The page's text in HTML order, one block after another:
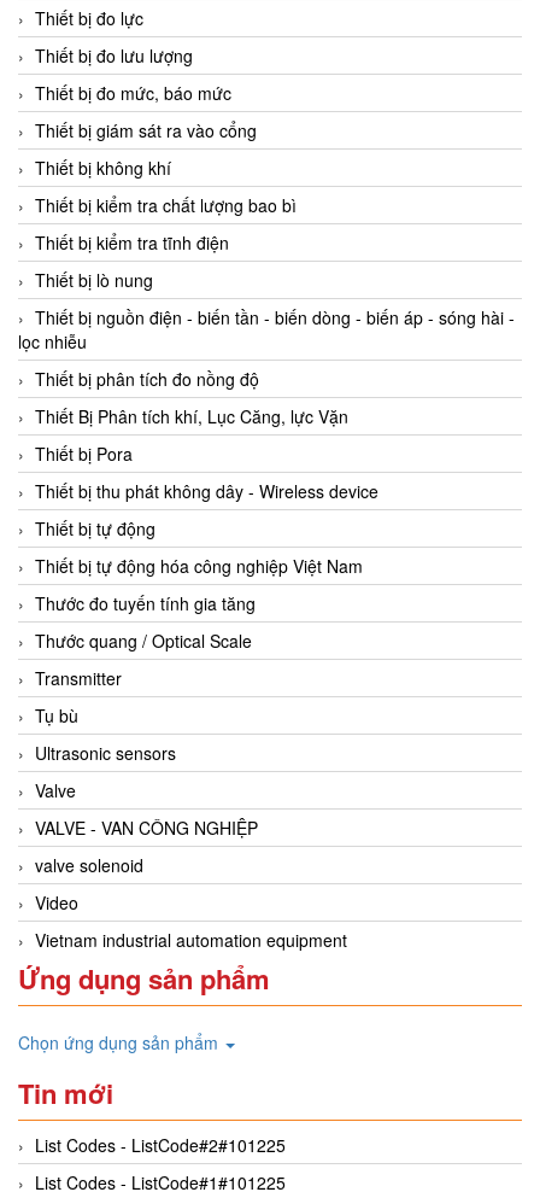
Thiết bị đo lực
Thiết bị đo lưu lượng
Thiết bị đo mức, báo mức
Thiết bị giám sát ra vào cổng
Thiết bị không khí
Thiết bị kiểm tra chất lượng bao bì
Thiết bị kiểm tra tĩnh điện
Thiết bị lò nung
Thiết bị nguồn điện - biến tần - biến dòng - biến áp - sóng hài -
lọc nhiễu
Thiết bị phân tích đo nồng độ
Thiết Bị Phân tích khí, Lục Căng, lực Vặn
Thiết bị Pora
Thiết bị thu phát không dây - Wireless device
Thiết bị tự động
Thiết bị tự động hóa công nghiệp Việt Nam
Thước đo tuyến tính gia tăng
Thước quang / Optical Scale
Transmitter
Tụ bù
Ultrasonic sensors
Valve
VALVE - VAN CÔNG NGHIỆP
valve solenoid
Video
Vietnam industrial automation equipment
Ứng dụng sản phẩm
Chọn ứng dụng sản phẩm
Tin mới
List Codes - ListCode#2#101225
List Codes - ListCode#1#101225